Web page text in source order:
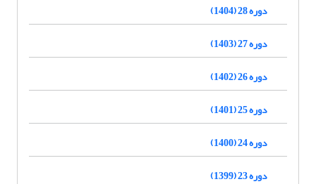
دوره 28 (1404)
دوره 27 (1403)
دوره 26 (1402)
دوره 25 (1401)
دوره 24 (1400)
دوره 23 (1399)